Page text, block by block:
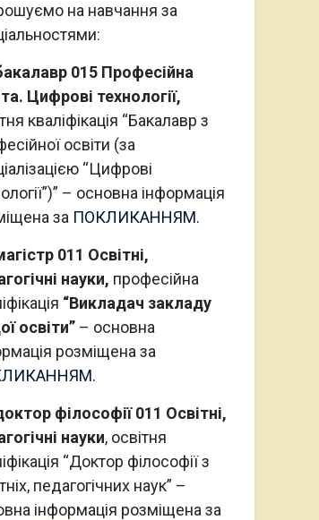
на навчання за
015 Професійна
Цифрові технології,
кваліфікація “Бакалавр з
освіти (за
“Цифрові
– основна інформація
за ПОКЛИКАННЯМ.
011 Освітні,
науки, професійна
“Викладач закладу
освіти” – основна
розміщена за
філософії 011 Освітні,
науки, освітня
“Доктор філософії з
педагогічних наук” –
інформація розміщена за